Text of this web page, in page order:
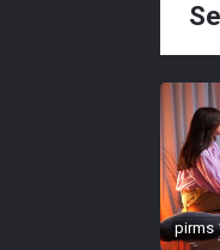
pirms